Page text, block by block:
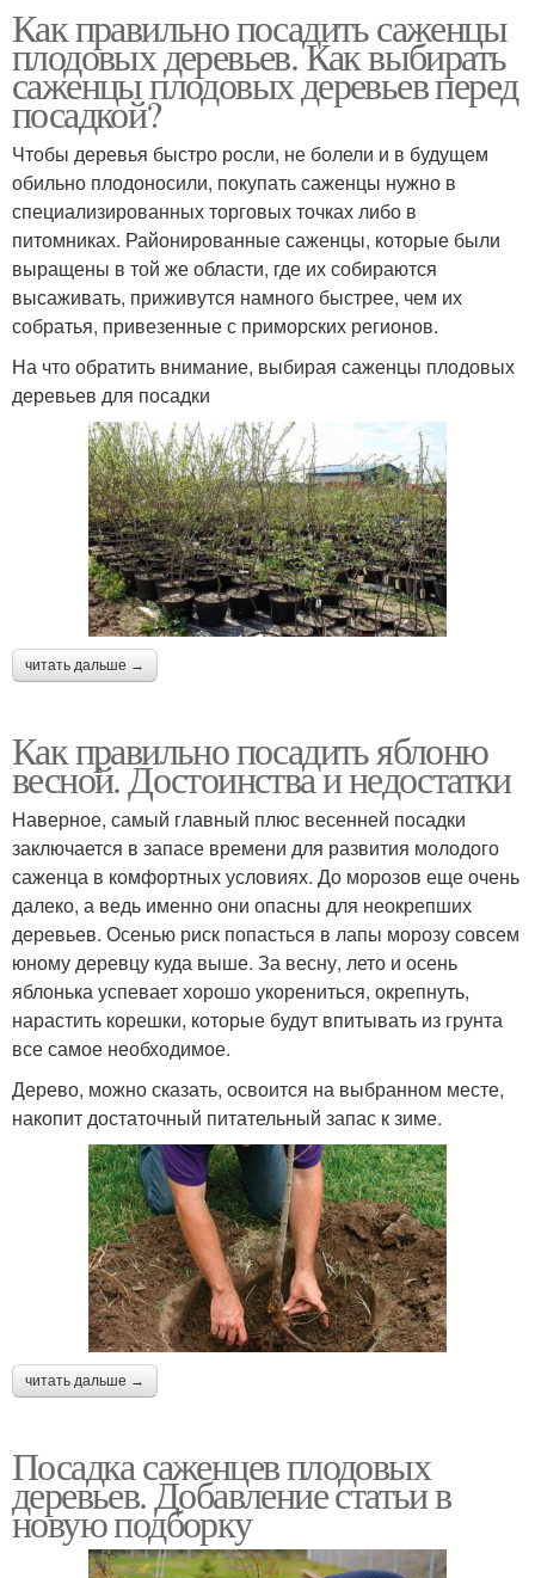
Как правильно посадить саженцы
плодовых деревьев. Как выбирать
саженцы плодовых деревьев перед
посадкой?
Чтобы деревья быстро росли, не болели и в будущем
обильно плодоносили, покупать саженцы нужно в
специализированных торговых точках либо в
питомниках. Районированные саженцы, которые были
выращены в той же области, где их собираются
высаживать, приживутся намного быстрее, чем их
собратья, привезенные с приморских регионов.
На что обратить внимание, выбирая саженцы плодовых
деревьев для посадки
читать дальше →
Как правильно посадить яблоню
весной. Достоинства и недостатки
Наверное, самый главный плюс весенней посадки
заключается в запасе времени для развития молодого
саженца в комфортных условиях. До морозов еще очень
далеко, а ведь именно они опасны для неокрепших
деревьев. Осенью риск попасться в лапы морозу совсем
юному деревцу куда выше. За весну, лето и осень
яблонька успевает хорошо укорениться, окрепнуть,
нарастить корешки, которые будут впитывать из грунта
все самое необходимое.
Дерево, можно сказать, освоится на выбранном месте,
накопит достаточный питательный запас к зиме.
читать дальше →
Посадка саженцев плодовых
деревьев. Добавление статьи в
новую подборку